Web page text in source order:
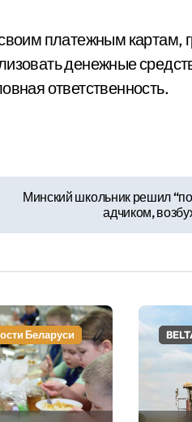
платежным картам,
денежные
ответственность.
Минский школьник решил
адчиком,
Беларуси